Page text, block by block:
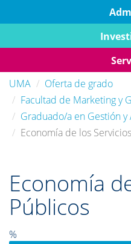
UMA
Oferta de grado
Facultad de Marketing y
Graduado/a en Gestión
Economía de los
Economía
Públicos
%